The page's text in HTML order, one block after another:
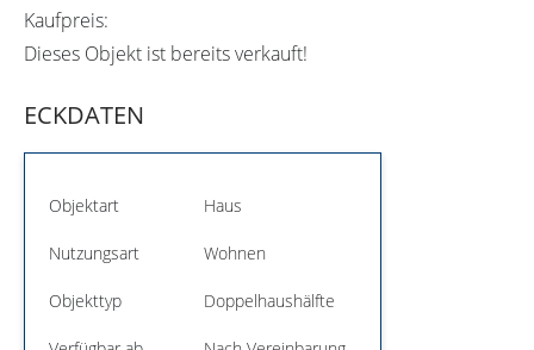
Kaufpreis:
Dieses Objekt ist bereits verkauft!
ECKDATEN
Objektart Haus
Nutzungsart Wohnen
Objekttyp Doppelhaushälfte